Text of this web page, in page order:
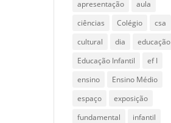
apresentação
aula
ciências
Colégio
csa
cultural
dia
educação
Educação Infantil
ef I
ensino
Ensino Médio
espaço
exposição
fundamental
infantil